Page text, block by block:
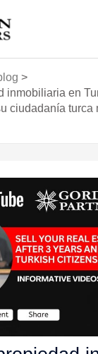
inmobiliaria en
ciudadanía turca